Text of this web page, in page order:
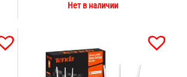
Нет в наличии